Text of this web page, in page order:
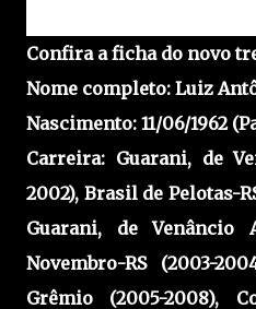
Confira a ficha do novo
Nome completo: Luiz
Nascimento: 11/06/1962
Carreira: Guarani, de
2002), Brasil de Pelotas-
Guarani, de Venâncio
Novembro-RS (2003-
Grêmio (2005-2008),